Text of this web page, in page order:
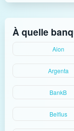
À quelle
Aion
Argenta
BankB
Belfius